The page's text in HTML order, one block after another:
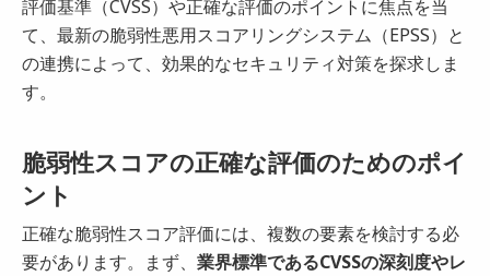
評価基準（CVSS）や正確な評価のポイントに焦点を当
て、最新の脆弱性悪用スコアリングシステム（EPSS）と
の連携によって、効果的なセキュリティ対策を探求しま
す。
脆弱性スコアの正確な評価のためのポイ
ント
正確な脆弱性スコア評価には、複数の要素を検討する必
要があります。まず、 業界標準であるCVSSの深刻度やレ